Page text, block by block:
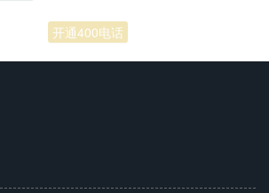
开通400电话